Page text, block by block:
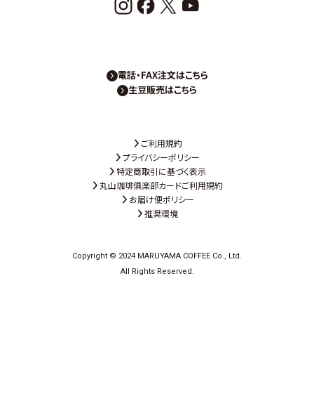
電話・FAX注文はこちら
生豆販売はこちら
ご利用規約
プライバシーポリシー
特定商取引に基づく表示
丸山珈琲俱楽部カードご利用規約
お届け便ポリシー
推奨環境
Copyright © 2024 MARUYAMA COFFEE Co., Ltd.
All Rights Reserved.